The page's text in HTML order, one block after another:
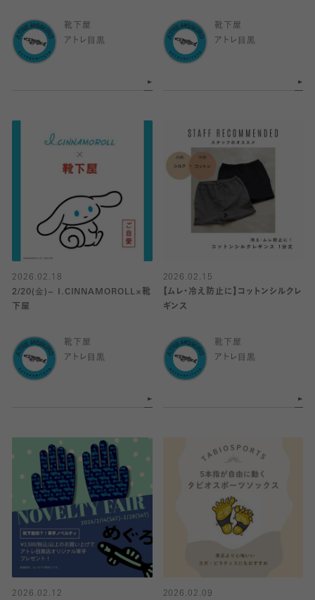
靴下屋
アトレ目黒
靴下屋
アトレ目黒
2026.02.18
2/20(金)~ I.CINNAMOROLL×靴
下屋
靴下屋
アトレ目黒
2026.02.15
【ムレ・冷え防止に】コットンシルクレ
ギンス
靴下屋
アトレ目黒
2026.02.12
2026.02.09